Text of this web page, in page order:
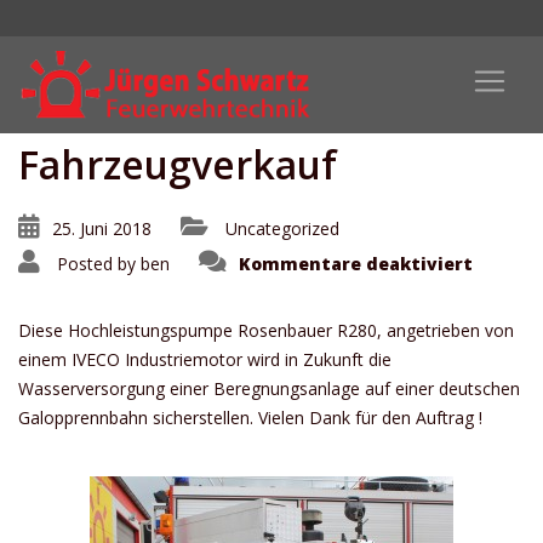
Fahrzeugverkauf
25. Juni 2018
Uncategorized
Posted by ben Kommentare deaktiviert
Diese Hochleistungspumpe Rosenbauer R280, angetrieben von
einem IVECO Industriemotor wird in Zukunft die
Wasserversorgung einer Beregnungsanlage auf einer deutschen
Galopprennbahn sicherstellen. Vielen Dank für den Auftrag !